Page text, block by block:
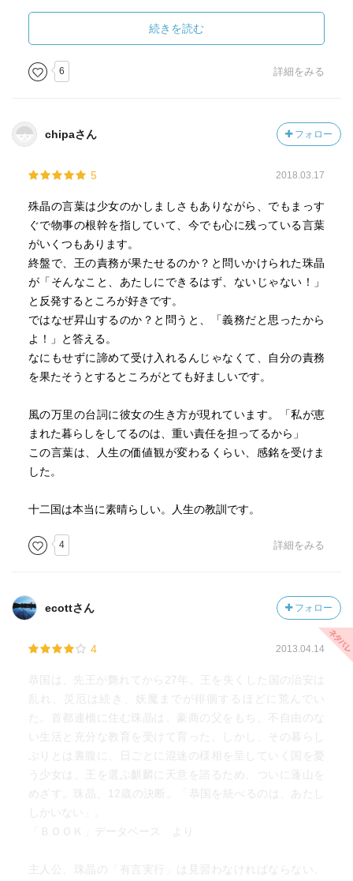
ていながら、でも自分たちに確かに誇りを持っていたよ
ね。日本国籍を持って日本に住む私にはその色んな気持ち
が正直自分のもののようには分からないけど、でも今もこ
の地球で、それと近い状態で生きる人たちがいるかと思う
話がなんか逸れました。
しかし供麒は本当、供王と良いコンビだと思う。ある意
味。
最後に。読む順は本当に好きな順でいいと思うんですけ
ど、折角なら私は、これを読む前に東の海神をぜひ読んで
ほしいな……と思いました！！！
続きを読む
6 詳細をみる
chipaさん フォロー
5 2018.03.17
殊晶の言葉は少女のかしましさもありながら、でもまっす
ぐで物事の根幹を指していて、今でも心に残っている言葉
がいくつもあります。
終盤で、王の責務が果たせるのか？と問いかけられた珠晶
が「そんなこと、あたしにできるはず、ないじゃない！」
と反発するところが好きです。
ではなぜ昇山するのか？と問うと、「義務だと思ったから
よ！」と答える。
なにもせずに諦めて受け入れるんじゃなくて、自分の責務
を果たそうとするところがとても好ましいです。
風の万里の台詞に彼女の生き方が現れています。「私が恵
まれた暮らしをしてるのは、重い責任を担ってるから」
この言葉は、人生の価値観が変わるくらい、感銘を受けま
した。
十二国は本当に素晴らしい。人生の教訓です。
4 詳細をみる
ecottさん フォロー
4 2013.04.14
恭国は、先王が斃れてから27年。王を失くした国の治安は
乱れ、災厄は続き、妖魔までが徘徊するほどに荒んでい
た。首都連檣に住む珠晶は、豪商の父をもち、不自由のな
い生活と充分な教育を受けて育った。しかし、その暮らし
ぶりとは裏腹に、日ごとに混迷の様相を呈していく国を憂
う少女は、王を選ぶ麒麟に天意を諮るため、ついに蓬山を
めざす。珠晶、12歳の決断。「恭国を統べるのは、あたし
しかいない」。
「ＢＯＯＫ」データベース より
主人公、珠晶の「有言実行」は見習わなければならない、